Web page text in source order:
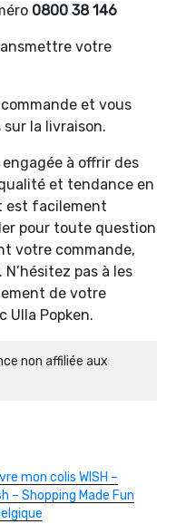
0800 38 146
votre
et vous
la livraison.
à offrir des
et tendance en
est facilement
pour toute question
votre commande,
pas à les
de votre
Ulla Popken.
non affiliée aux
mon colis WISH –
– Shopping Made Fun